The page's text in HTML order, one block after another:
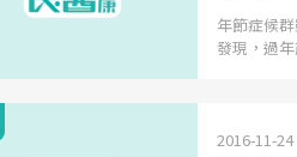
年節症候
發現，過
2016-11-24